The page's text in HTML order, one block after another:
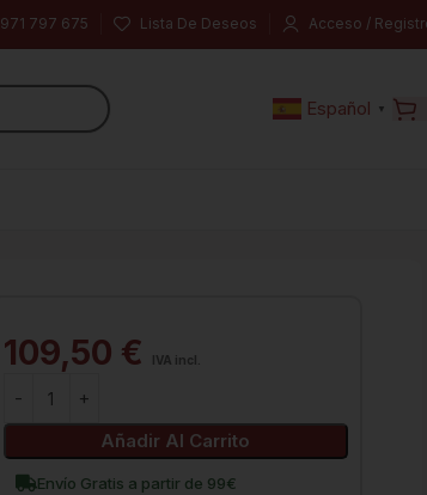
971 797 675 Lista De Deseos Acceso /
Español ▼
109,50 € IVA incl.
Añadir Al Carrito
Envío Gratis a partir de 99€